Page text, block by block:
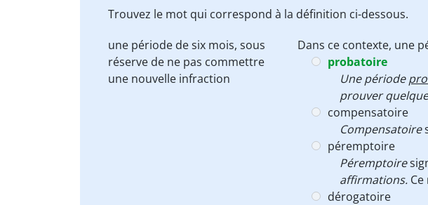
Trouvez le mot qui correspond à la définition ci-dessous.
une période de six mois, sous
réserve de ne pas commettre
une nouvelle infraction
Dans ce contexte, une
probatoire
Une période
prouver
compensatoire
Compensatoire
péremptoire
Péremptoire
affirmations.
dérogatoire